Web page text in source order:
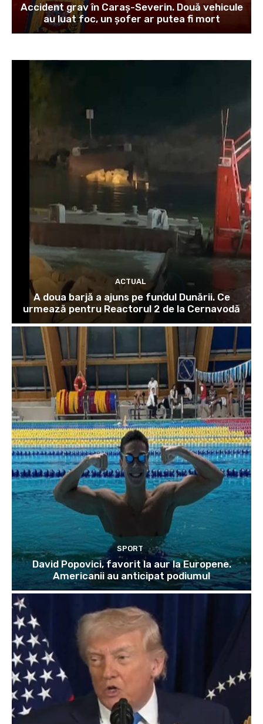
Accident grav în Caraș-Severin. Două vehicule
au luat foc, un șofer ar putea fi mort
ACTUAL
A doua barjă a ajuns pe fundul Dunării. Ce
urmează pentru Reactorul 2 de la Cernavodă
SPORT
David Popovici, favorit la aur la Europene.
Americanii au anticipat podiumul